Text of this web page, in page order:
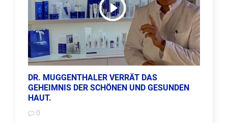
DR. MUGGENTHALER VERRÄT DAS
GEHEIMNIS DER SCHÖNEN UND GESUNDEN
HAUT.
0